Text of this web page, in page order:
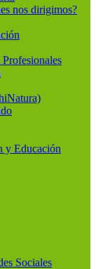
nos dirigimos?
y Educación
Sociales